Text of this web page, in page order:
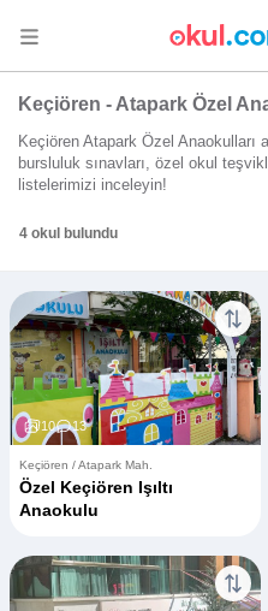
Keçiören - Atapark Özel
Keçiören Atapark Özel Anaokulları
bursluluk sınavları, özel okul
listelerimizi inceleyin!
4 okul bulundu
10 13
Keçiören / Atapark Mah.
Özel Keçiören Işıltı
Anaokulu